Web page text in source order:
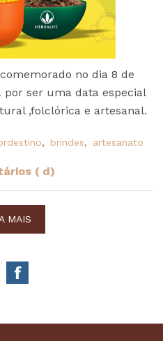
no dia 8 de
ser uma data especial
,folclórica e artesanal.
, brindes, artesanato
( d)
MAIS